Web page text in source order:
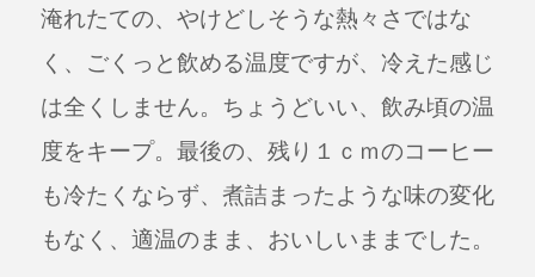
淹れたての、やけどしそうな熱々さではな
く、ごくっと飲める温度ですが、冷えた感じ
は全くしません。ちょうどいい、飲み頃の温
度をキープ。最後の、残り１ｃｍのコーヒー
も冷たくならず、煮詰まったような味の変化
もなく、適温のまま、おいしいままでした。